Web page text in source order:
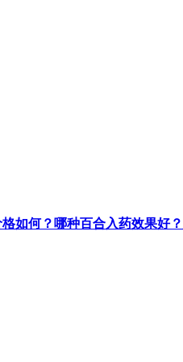
如何？哪种百合入药效果好